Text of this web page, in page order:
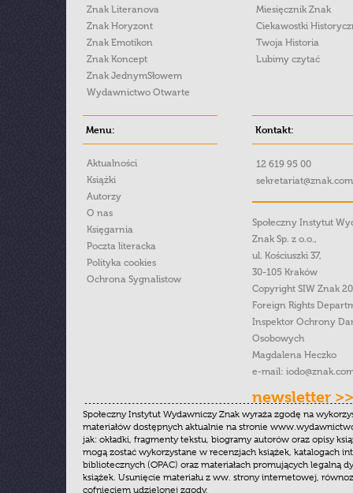
Znak Literanova
Znak Horyzont
Znak Emotikon
Znak Koncept
Znak JednymSłowem
Wydawnictwo Otwarte
Miesięcznik Znak
Ciekawostki
Twoja Historia
Lubimy czytać
Menu:
Aktualności
Książki
Autorzy
O nas
Księgarnia
Poczta literacka
Polityka cookies
Ochrona Sygnalistow
Kontakt:
12 619 95 00
Społeczny Instytut
Znak Sp. z o.o.,
ul. Kościuszki 37,
30-105 Kraków
Copyright SIW Znak
Foreign Rights
Inspektor Ochrony
Osobowych
Magdalena Heczko
e-mail:
newsletter >>
Społeczny Instytut Wydawniczy Znak wyraża zgodę na
materiałów dostępnych aktualnie na stronie
jak: okładki, fragmenty tekstu, biogramy autorów oraz opisy
mogą zostać wykorzystane w recenzjach książek, katalogach
bibliotecznych (OPAC) oraz materiałach promujących legalną
książek. Usunięcie materiału z ww. strony internetowej,
cofnięciem udzielonej zgody.